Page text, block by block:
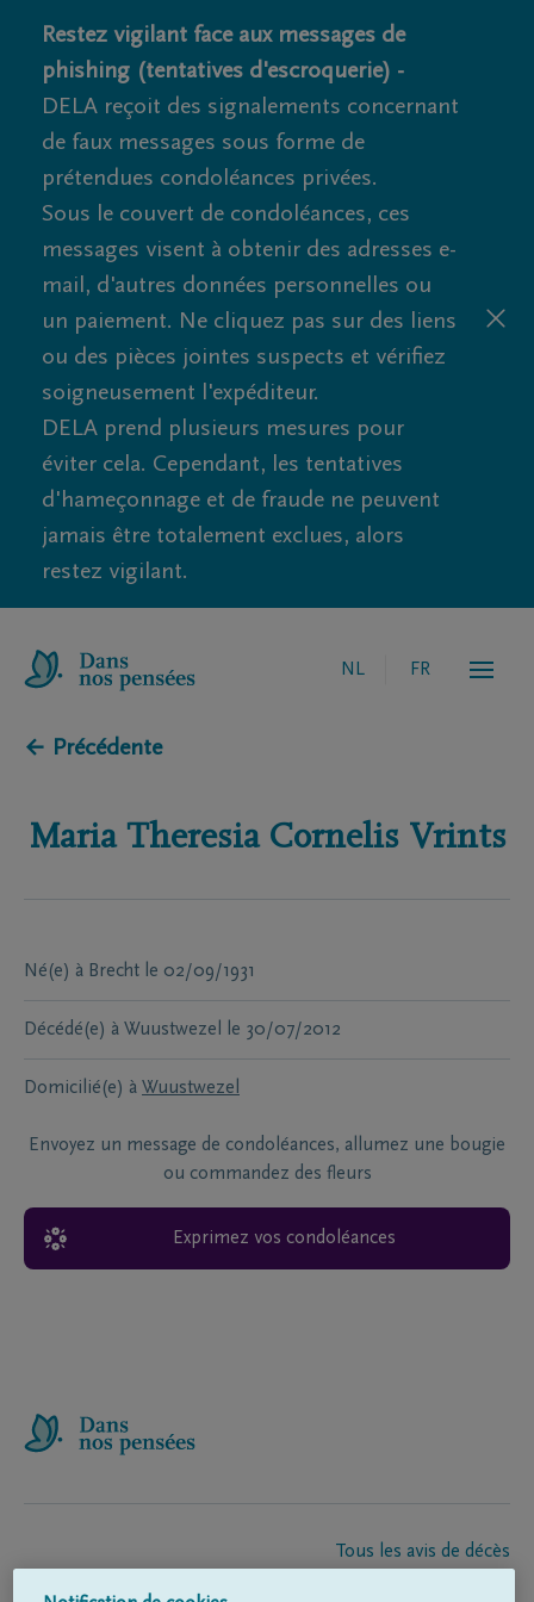
Restez vigilant face aux messages de
phishing (tentatives d'escroquerie) -
DELA reçoit des signalements concernant
de faux messages sous forme de
prétendues condoléances privées.
Sous le couvert de condoléances, ces
messages visent à obtenir des adresses e-
mail, d'autres données personnelles ou
un paiement. Ne cliquez pas sur des liens
ou des pièces jointes suspects et vérifiez
soigneusement l'expéditeur.
DELA prend plusieurs mesures pour
éviter cela. Cependant, les tentatives
d'hameçonnage et de fraude ne peuvent
jamais être totalement exclues, alors
restez vigilant.
NL FR
← Précédente
Maria Theresia Cornelis Vrints
Né(e) à Brecht le 02/09/1931
Décédé(e) à Wuustwezel le 30/07/2012
Domicilié(e) à Wuustwezel
Envoyez un message de condoléances, allumez une bougie
ou commandez des fleurs
Exprimez vos condoléances
Tous les avis de décès